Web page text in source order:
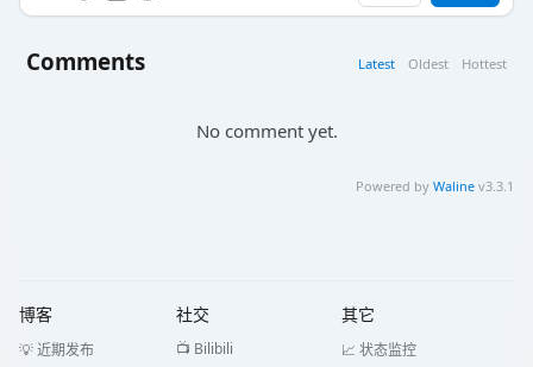
Comments Latest Oldest Hottest
No comment yet.
Powered by Waline v3.3.1
博客
💡 近期发布
社交
📺 Bilibili
其它
📈 状态监控